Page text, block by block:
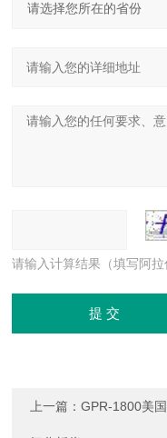
请输入计算结果（填写阿
上一篇：GPR-1800美